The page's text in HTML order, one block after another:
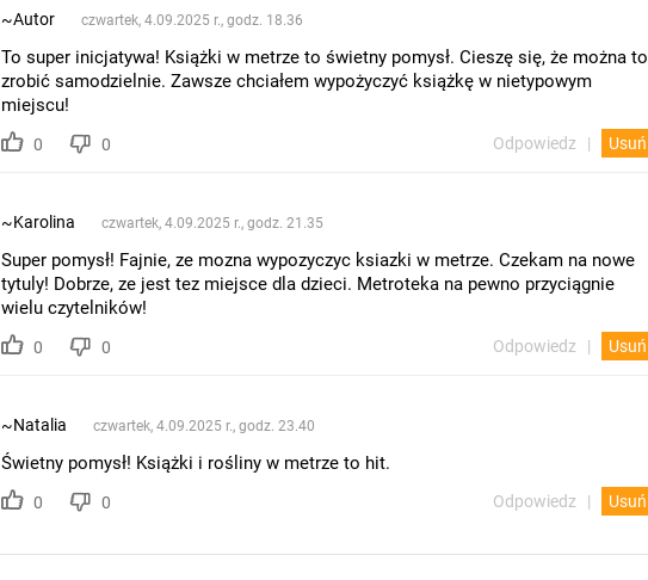
~Autor czwartek, 4.09.2025 r., godz. 18.36
To super inicjatywa! Książki w metrze to świetny pomysł. Cieszę się, że można to
zrobić samodzielnie. Zawsze chciałem wypożyczyć książkę w nietypowym
miejscu!
0 0 Odpowiedz Usuń
~Karolina czwartek, 4.09.2025 r., godz. 21.35
Super pomysł! Fajnie, ze mozna wypozyczyc ksiazki w metrze. Czekam na nowe
tytuly! Dobrze, ze jest tez miejsce dla dzieci. Metroteka na pewno przyciągnie
wielu czytelników!
0 0 Odpowiedz Usuń
~Natalia czwartek, 4.09.2025 r., godz. 23.40
Świetny pomysł! Książki i rośliny w metrze to hit.
0 0 Odpowiedz Usuń